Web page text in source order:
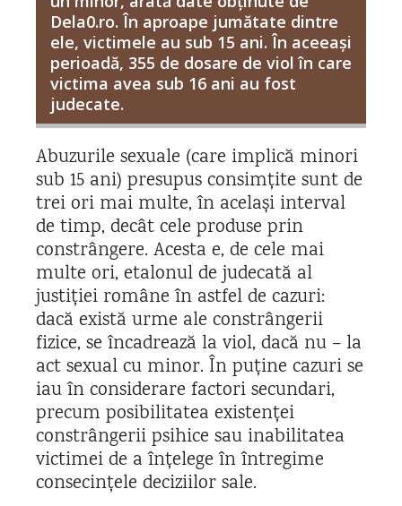
Dela0.ro. În aproape jumătate dintre
ele, victimele au sub 15 ani. În aceeași
perioadă, 355 de dosare de viol în care
victima avea sub 16 ani au fost
judecate.
Abuzurile sexuale (care implică minori
sub 15 ani) presupus consimțite sunt de
trei ori mai multe, în același interval
de timp, decât cele produse prin
constrângere. Acesta e, de cele mai
multe ori, etalonul de judecată al
justiției române în astfel de cazuri:
dacă există urme ale constrângerii
fizice, se încadrează la viol, dacă nu – la
act sexual cu minor. În puține cazuri se
iau în considerare factori secundari,
precum posibilitatea existenței
constrângerii psihice sau inabilitatea
victimei de a înțelege în întregime
consecințele deciziilor sale.